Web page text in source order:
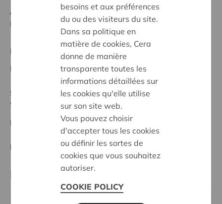
Ambition:
Une société solidaire et respectueuse, sans
barrières
Projet régional
Date de début:07/05/2025
Statut:
Waasland
Date de décision:07/05/2025
Décision: Approuvé
Partenaire
besoins et aux préférences
du ou des visiteurs du site.
Dans sa politique en
matière de cookies, Cera
donne de manière
transparente toutes les
informations détaillées sur
les cookies qu'elle utilise
sur son site web.
Vous pouvez choisir
d'accepter tous les cookies
ou définir les sortes de
cookies que vous souhaitez
autoriser.
COOKIE POLICY